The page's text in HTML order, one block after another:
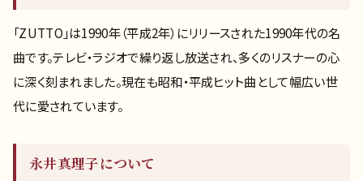
「ZUTTO」は1990年（平成2年）にリリースされた1990年代の名
曲です。テレビ・ラジオで繰り返し放送され、多くのリスナーの心
に深く刻まれました。現在も昭和・平成ヒット曲として幅広い世
代に愛されています。
永井真理子について